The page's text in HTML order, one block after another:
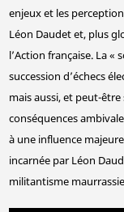
enjeux et les
Léon Daudet et, plus
l’Action française. La «
succession d’échecs
mais aussi, et peut-
conséquences
à une influence
incarnée par Léon
militantisme